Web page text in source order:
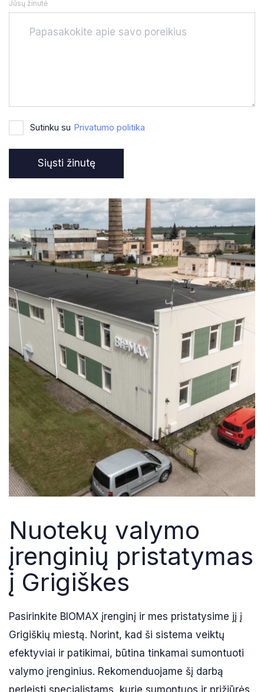
Jūsų žinutė
Sutinku su Privatumo politika
Nuotekų valymo
įrenginių pristatymas
į Grigiškes
Pasirinkite BIOMAX įrenginį ir mes pristatysime jį į
Grigiškių miestą. Norint, kad ši sistema veiktų
efektyviai ir patikimai, būtina tinkamai sumontuoti
valymo įrenginius. Rekomenduojame šį darbą
perleisti specialistams, kurie sumontuos ir prižiūrės